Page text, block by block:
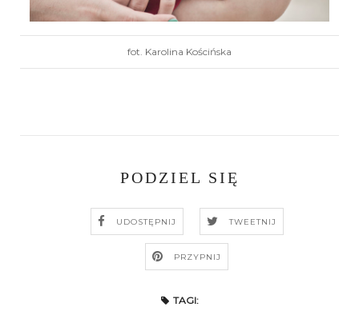
fot. Karolina Kościńska
PODZIEL SIĘ
UDOSTĘPNIJ TWEETNIJ
PRZYPNIJ
TAGI: